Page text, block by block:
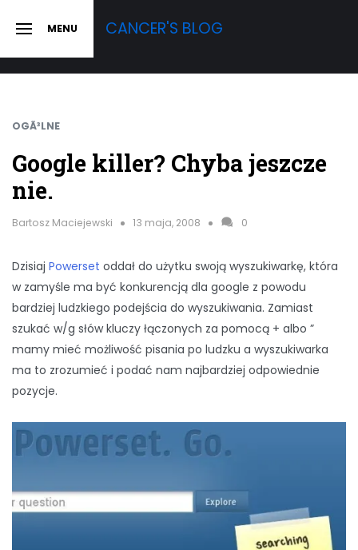
SLIDE MENU CANCER'S BLOG
OGÃ³LNE
Google killer? Chyba jeszcze
nie.
Bartosz Maciejewski 13 maja, 2008 0
Dzisiaj Powerset oddał do użytku swoją wyszukiwarkę, która
w zamyśle ma być konkurencją dla google z powodu
bardziej ludzkiego podejścia do wyszukiwania. Zamiast
szukać w/g słów kluczy łączonych za pomocą + albo ”
mamy mieć możliwość pisania po ludzku a wyszukiwarka
ma to zrozumieć i podać nam najbardziej odpowiednie
pozycje.